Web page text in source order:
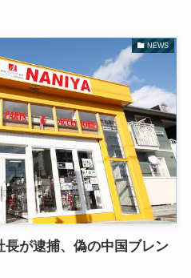
NEWS
が逮捕、偽の中国ブレン